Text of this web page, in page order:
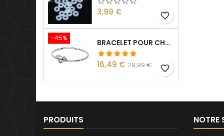
Prix
3,99 € favorite_border
-45% BRACELET POUR CHARM ARGENT HARRY VIF D'OR
Prix
16,49 € Prix
base
29,99 € favorite_border
PRODUITS NOTRE